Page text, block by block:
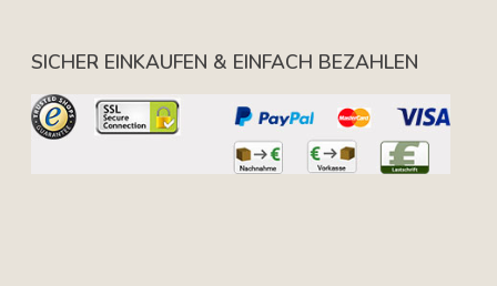
SICHER EINKAUFEN & EINFACH BEZAHLEN